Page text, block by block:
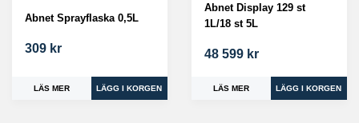
Abnet Sprayflaska 0,5L
309 kr
LÄS MER
Abnet Display 129 st
1L/18 st 5L
48 599 kr
LÄS MER